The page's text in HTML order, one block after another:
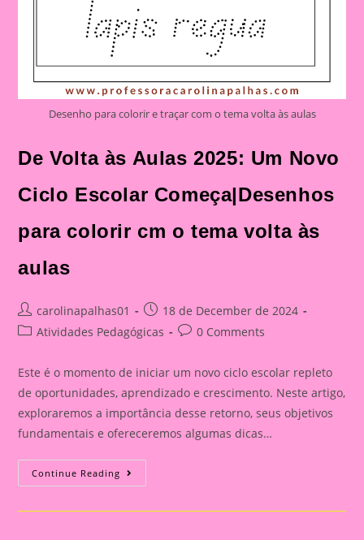
Desenho para colorir e traçar com o tema volta às aulas
De Volta às Aulas 2025: Um Novo
Ciclo Escolar Começa|Desenhos
para colorir cm o tema volta às
aulas
Post
author:
carolinapalhas01
Post
published:
18 de December de 2024
PostAtividades Pedagógicas
Post0 Comments
Este é o momento de iniciar um novo ciclo escolar repleto
de oportunidades, aprendizado e crescimento. Neste artigo,
exploraremos a importância desse retorno, seus objetivos
fundamentais e ofereceremos algumas dicas…
Continue Reading De
Volta